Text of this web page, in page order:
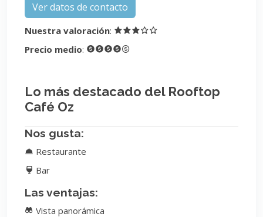
Ver datos de contacto
Nuestra valoración:
Precio medio:
Lo más destacado del Rooftop
Café Oz
Nos gusta:
Restaurante
Bar
Las ventajas:
Vista panorámica